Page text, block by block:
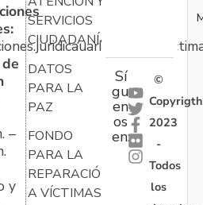
–
y
SERVICIOS
CIUDADANÍA
DATOS
PARA LA
PAZ
FONDO
PARA LA
REPARACIÓN
A VÍCTIMAS
Sí
gu
en
os
en:
©
Copyrigth
2023
-
Todos
los